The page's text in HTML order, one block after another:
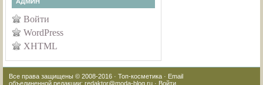
Войти
WordPress
XHTML
Все права защищены © 2008-2016 · Топ-косметика · Email
объединенной редакции: redaktor@moda-blog.ru · Войти